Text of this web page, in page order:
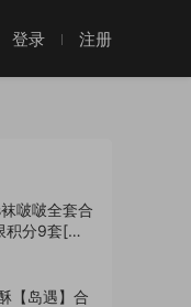
登录 注册
啵啵全套合
积分9套[持
【岛遇】合